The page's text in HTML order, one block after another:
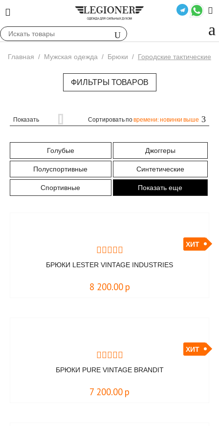
Главная / Мужская одежда / Брюки / Городские тактические
ФИЛЬТРЫ ТОВАРОВ
Показать Сортировать повремени: новинки выше
Голубые Джоггеры
Полуспортивные Синтетические
Спортивные Показать еще
ХИТ
БРЮКИ LESTER VINTAGE INDUSTRIES
8 200.00 р
ХИТ
БРЮКИ PURE VINTAGE BRANDIT
7 200.00 р